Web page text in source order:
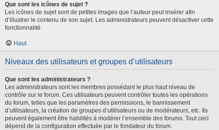
Que sont les icônes de sujet ?
Les icônes de sujet sont de petites images que l’auteur peut insérer afin
d’illustrer le contenu de son sujet. Les administrateurs peuvent désactiver cette
fonctionnalité.
Haut
Niveaux des utilisateurs et groupes d’utilisateurs
Que sont les administrateurs ?
Les administrateurs sont les membres possédant le plus haut niveau de
contrôle sur le forum. Ces utilisateurs peuvent contrôler toutes les opérations
du forum, telles que les paramètres des permissions, le bannissement
d’utilisateurs, la création de groupes d’utilisateurs ou de modérateurs, etc. Ils
peuvent également être habilités à modérer l’ensemble des forums. Tout ceci
dépend de la configuration effectuée par le fondateur du forum.